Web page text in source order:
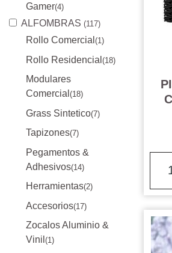
Gamer(4)
ALFOMBRAS (117)
Rollo Comercial (1)
Rollo Residencial (18)
Modulares
Comercial (18)
Grass Sintetico(7)
Tapizones(7)
Pegamentos &
Adhesivos(14)
Herramientas(2)
Accesorios(17)
Zocalos Aluminio &
Vinil (1)